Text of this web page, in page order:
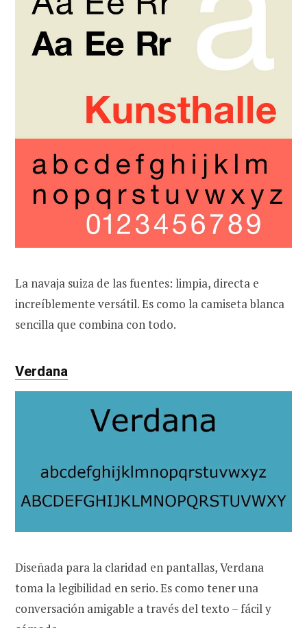
La navaja suiza de las fuentes: limpia, directa e
increíblemente versátil. Es como la camiseta blanca
sencilla que combina con todo.
Verdana
Diseñada para la claridad en pantallas, Verdana
toma la legibilidad en serio. Es como tener una
conversación amigable a través del texto – fácil y